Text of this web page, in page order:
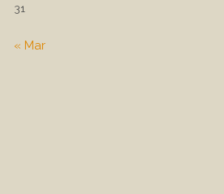
31
« Mar